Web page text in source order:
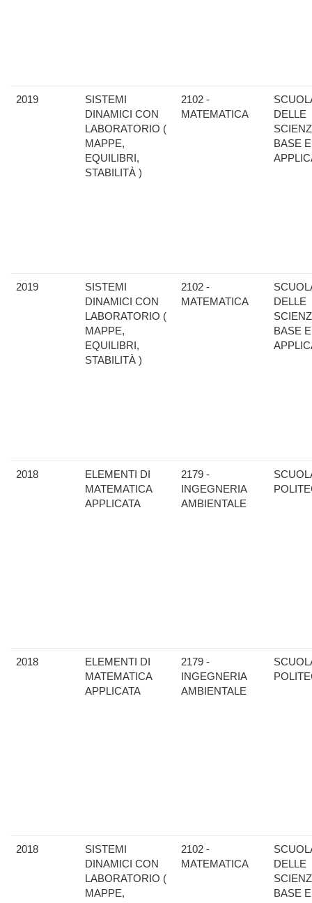
2019
SISTEMI
DINAMICI CON
LABORATORIO (
MAPPE,
EQUILIBRI,
STABILITÀ )
2102 -
MATEMATICA
DELLE
BASE E
2019
SISTEMI
DINAMICI CON
LABORATORIO (
MAPPE,
EQUILIBRI,
STABILITÀ )
2102 -
MATEMATICA
DELLE
BASE E
2018
ELEMENTI DI
MATEMATICA
APPLICATA
2179 -
INGEGNERIA
AMBIENTALE
2018
ELEMENTI DI
MATEMATICA
APPLICATA
2179 -
INGEGNERIA
AMBIENTALE
2018
SISTEMI
DINAMICI CON
LABORATORIO (
MAPPE,
2102 -
MATEMATICA
DELLE
BASE E